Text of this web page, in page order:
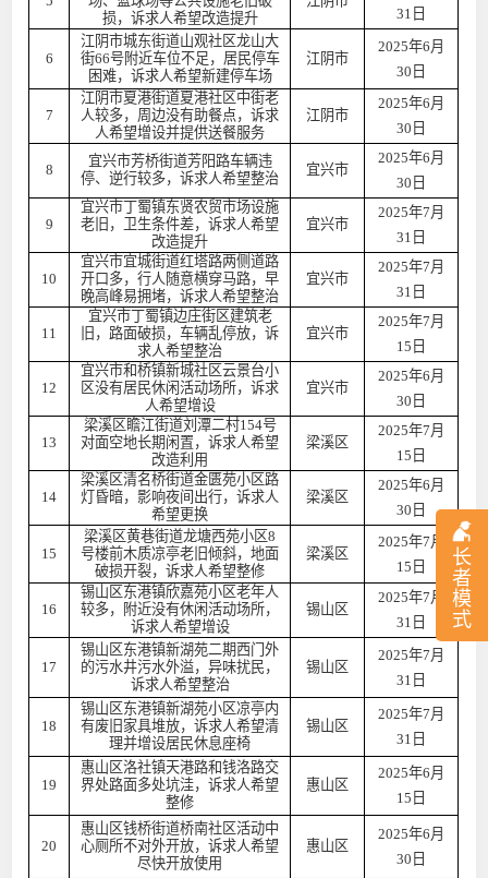
长
者
模
式
损，诉求人希望改造提升
31日
6
江阴市城东街道山观社区龙山大
街66号附近车位不足，居民停车
困难，诉求人希望新建停车场
江阴市
2025年6月
30日
7
江阴市夏港街道夏港社区中街老
人较多，周边没有助餐点，诉求
人希望增设并提供送餐服务
江阴市
2025年6月
30日
8
宜兴市芳桥街道芳阳路车辆违
停、逆行较多，诉求人希望整治
宜兴市
2025年6月
30日
9
宜兴市丁蜀镇东贤农贸市场设施
老旧，卫生条件差，诉求人希望
改造提升
宜兴市
2025年7月
31日
10
宜兴市宜城街道红塔路两侧道路
开口多，行人随意横穿马路，早
晚高峰易拥堵，诉求人希望整治
宜兴市
2025年7月
31日
11
宜兴市丁蜀镇边庄街区建筑老
旧，路面破损，车辆乱停放，诉
求人希望整治
宜兴市
2025年7月
15日
12
宜兴市和桥镇新城社区云景台小
区没有居民休闲活动场所，诉求
人希望增设
宜兴市
2025年6月
30日
13
梁溪区瞻江街道刘潭二村154号
对面空地长期闲置，诉求人希望
改造利用
梁溪区
2025年7月
15日
14
梁溪区清名桥街道金匮苑小区路
灯昏暗，影响夜间出行，诉求人
希望更换
梁溪区
2025年6月
30日
15
梁溪区黄巷街道龙塘西苑小区8
号楼前木质凉亭老旧倾斜，地面
破损开裂，诉求人希望整修
梁溪区
2025年7月
15日
16
锡山区东港镇欣嘉苑小区老年人
较多，附近没有休闲活动场所，
诉求人希望增设
锡山区
2025年7月
31日
17
锡山区东港镇新湖苑二期西门外
的污水井污水外溢，异味扰民，
诉求人希望整治
锡山区
2025年7月
31日
18
锡山区东港镇新湖苑小区凉亭内
有废旧家具堆放，诉求人希望清
理并增设居民休息座椅
锡山区
2025年7月
31日
19
惠山区洛社镇天港路和钱洛路交
界处路面多处坑洼，诉求人希望
整修
惠山区
2025年6月
15日
20
惠山区钱桥街道桥南社区活动中
心厕所不对外开放，诉求人希望
尽快开放使用
惠山区
2025年6月
30日